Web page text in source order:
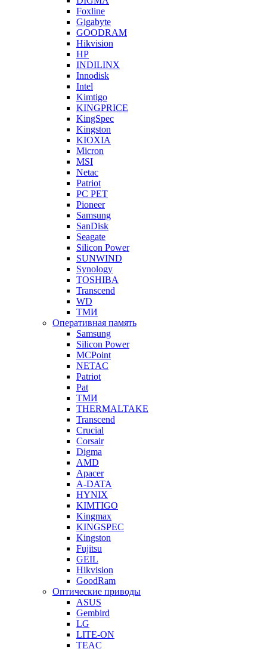
Foxline
Gigabyte
GOODRAM
Hikvision
HP
INDILINX
Innodisk
Intel
Kimtigo
KINGPRICE
KingSpec
Kingston
KIOXIA
Micron
MSI
Netac
Patriot
PC PET
Pioneer
Samsung
SanDisk
Seagate
Silicon Power
SUNWIND
Synology
TOSHIBA
Transcend
WD
ТМИ
Оперативная память
Samsung
Silicon Power
MCPoint
NETAC
Patriot
Pat
ТМИ
THERMALTAKE
Transcend
Crucial
Corsair
Digma
AMD
Apacer
A-DATA
HYNIX
KIMTIGO
Kingmax
KINGSPEC
Kingston
Fujitsu
GEIL
Hikvision
GoodRam
Оптические приводы
ASUS
Gembird
LG
LITE-ON
TEAC